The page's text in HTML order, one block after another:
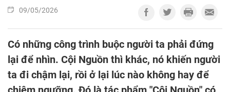
09/05/2026
Có những công trình buộc người ta phải đứng
lại để nhìn. Cội Nguồn thì khác, nó khiến người
ta đi chậm lại, rồi ở lại lúc nào không hay để